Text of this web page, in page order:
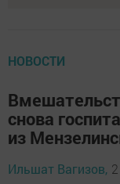
НОВОСТИ
снова
из
Ильшат Вагизов,